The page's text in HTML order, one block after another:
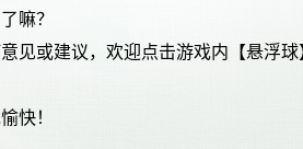
嘛？
见或建议，欢迎点击游戏内【悬浮
快！